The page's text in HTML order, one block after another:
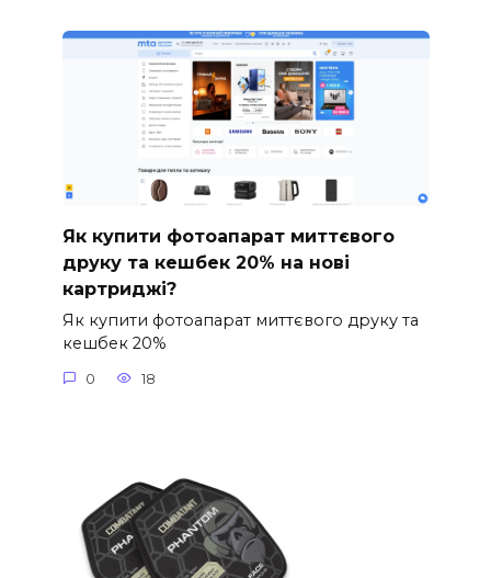
Як купити фотоапарат миттєвого
друку та кешбек 20% на нові
картриджі?
Як купити фотоапарат миттєвого друку та
кешбек 20%
0 18